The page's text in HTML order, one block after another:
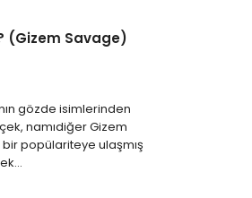
(Gizem Savage)
gözde isimlerinden
namıdiğer Gizem
bir popülariteye ulaşmış